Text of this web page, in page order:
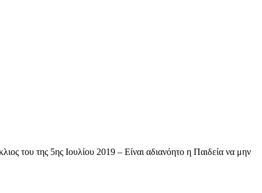
του της 5ης Ιουλίου 2019 – Είναι αδιανόητο η Παιδεία να μην